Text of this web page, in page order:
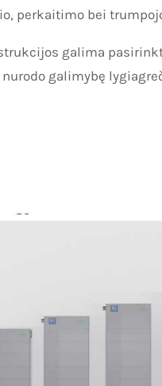
perkaitimo bei
galima
galimybę